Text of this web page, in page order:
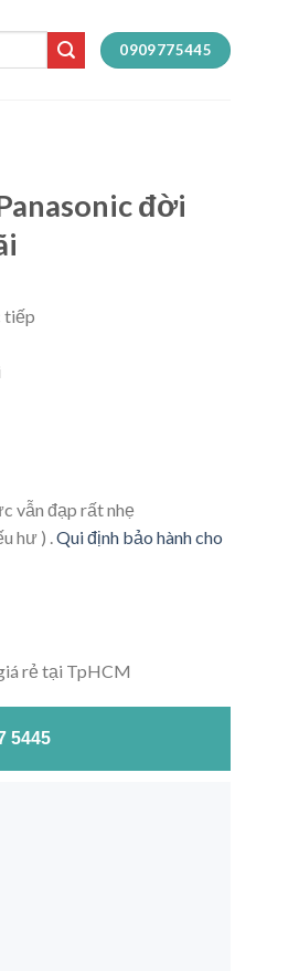
0909775445
đời
tiếp
vẫn đạp rất nhẹ
hư ) . Qui định bảo hành cho
rẻ tại TpHCM
5445